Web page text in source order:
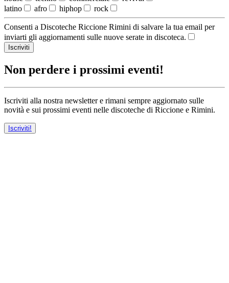
latino
afro hiphop rock
Consenti a Discoteche Riccione Rimini di salvare la tua email per
inviarti gli aggiornamenti sulle nuove serate in discoteca.
Iscriviti
Non perdere i prossimi eventi!
Iscriviti alla nostra newsletter e rimani sempre aggiornato sulle
novità e sui prossimi eventi nelle discoteche di Riccione e Rimini.
Iscriviti!